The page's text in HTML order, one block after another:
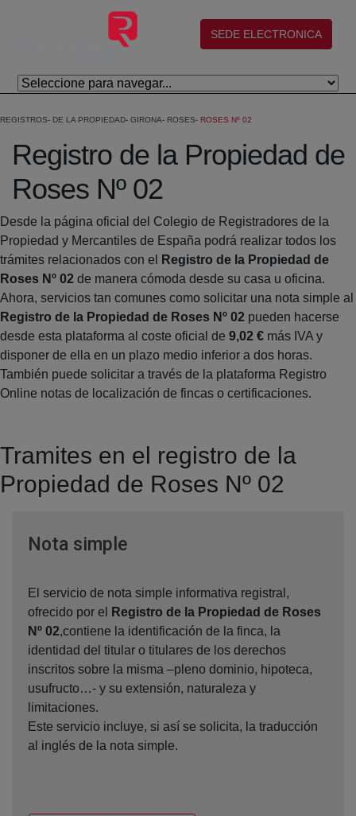
Skip to Main Content
(abre en nueva ventana)
SEDE ELECTRONICA
REGISTROS DE LA PROPIEDAD GIRONA ROSES ROSES Nº 02
Registro de la Propiedad de
Roses Nº 02
Desde la página oficial del Colegio de Registradores de la
Propiedad y Mercantiles de España podrá realizar todos los
trámites relacionados con el
Registro de la Propiedad de
Roses Nº 02 de manera cómoda desde su casa u oficina.
Ahora, servicios tan comunes como solicitar una nota simple al
Registro de la Propiedad de Roses Nº 02 pueden hacerse
desde esta plataforma al coste oficial de 9,02 € más IVA y
disponer de ella en un plazo medio inferior a dos horas.
También puede solicitar a través de la plataforma Registro
Online notas de localización de fincas o certificaciones.
Tramites en el registro de la
Propiedad de Roses Nº 02
Nota simpleVentana nueva
El servicio de nota simple informativa registral,
ofrecido por el
Registro de la Propiedad de Roses
Nº 02,contiene la identificación de la finca, la
identidad del titular o titulares de los derechos
inscritos sobre la misma –pleno dominio, hipoteca,
usufructo…- y su extensión, naturaleza y
limitaciones.
Este servicio incluye, si así se solicita, la traducción
al inglés de la nota simple.